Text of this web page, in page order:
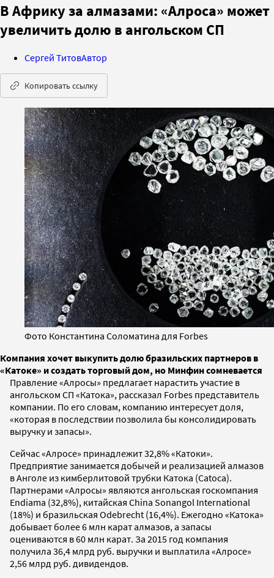
В Африку за алмазами: «Алроса» может
увеличить долю в ангольском СП
Сергей ТитовАвтор
Копировать ссылку
Фото Константина Соломатина для Forbes
Компания хочет выкупить долю бразильских партнеров в
«Катоке» и создать торговый дом, но Минфин сомневается
Правление «Алросы» предлагает нарастить участие в
ангольском СП «Катока», рассказал Forbes представитель
компании. По его словам, компанию интересует доля,
«которая в последствии позволила бы консолидировать
выручку и запасы».
Сейчас «Алросе» принадлежит 32,8% «Катоки».
Предприятие занимается добычей и реализацией алмазов
в Анголе из кимберлитовой трубки Катока (Catoca).
Партнерами «Алросы» являются ангольская госкомпания
Endiama (32,8%), китайская China Sonangol International
(18%) и бразильская Odebrecht (16,4%). Ежегодно «Катока»
добывает более 6 млн карат алмазов, а запасы
оцениваются в 60 млн карат. За 2015 год компания
получила 36,4 млрд руб. выручки и выплатила «Алросе»
2,56 млрд руб. дивидендов.